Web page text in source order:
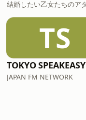
TS
TOKYO SPEAKEASY
JAPAN FM NETWORK